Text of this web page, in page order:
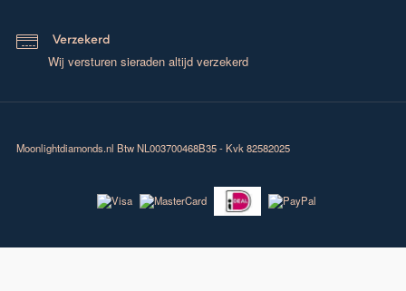
Verzekerd
Wij versturen sieraden altijd verzekerd
Moonlightdiamonds.nl Btw NL003700468B35 - Kvk 82582025